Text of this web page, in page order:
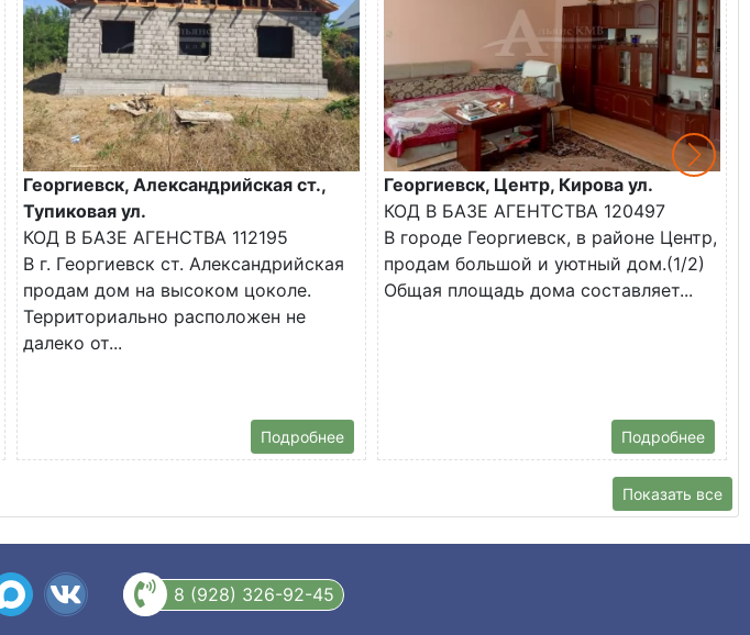
Георгиевск, Александрийская ст.,
Тупиковая ул.
КОД В БАЗЕ АГЕНСТВА 112195
В г. Георгиевск ст. Александрийская
продам дом на высоком цоколе.
Территориально расположен не
далеко от...
Подробнее
Георгиевск, Центр, Кирова ул.
КОД В БАЗЕ АГЕНТСТВА 120497
В городе Георгиевск, в районе Центр,
продам большой и уютный дом.(1/2)
Общая площадь дома составляет...
Подробнее
Показать все
8 (928) 326-92-45